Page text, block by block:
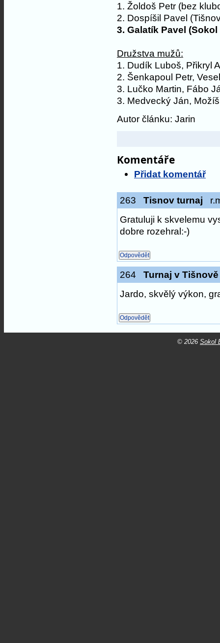
1. Žoldoš Petr (bez
2. Dospíšil Pavel
3. Galatík Pavel (Sokol
Družstva mužů:
1. Dudík Luboš, Přikryl
2. Šenkapoul Petr,
3. Lučko Martin, Fábo
3. Medvecký Ján,
Autor článku: Jarin
Komentáře
Přidat komentář
263 Tisnov turnaj
Gratuluji k skvelemu
dobre rozehral:-)
264 Turnaj v Tišnově
Jardo, skvělý výkon,
© 2026 Sokol